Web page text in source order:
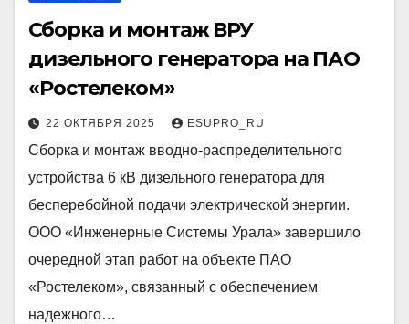
Сборка и монтаж ВРУ
дизельного генератора на ПАО
«Ростелеком»
22 ОКТЯБРЯ 2025 ESUPRO_RU
Сборка и монтаж вводно-распределительного
устройства 6 кВ дизельного генератора для
бесперебойной подачи электрической энергии.
ООО «Инженерные Системы Урала» завершило
очередной этап работ на объекте ПАО
«Ростелеком», связанный с обеспечением
надежного…